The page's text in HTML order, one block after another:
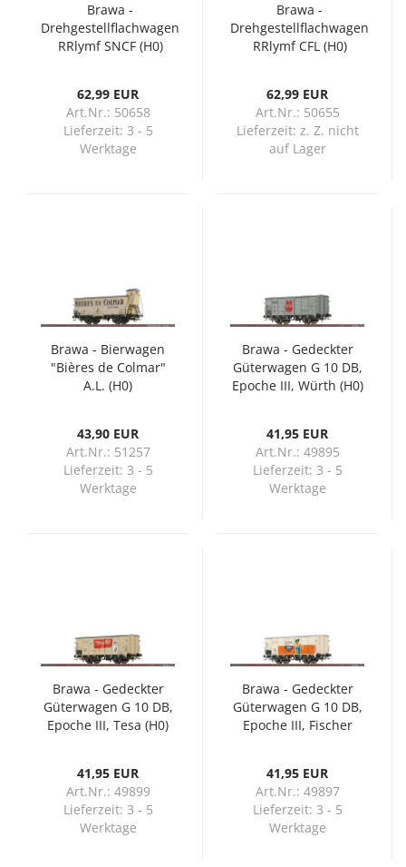
Brawa -
Drehgestellflachwagen
RRlymf SNCF (H0)
62,99 EUR
Art.Nr.: 50658
Lieferzeit: 3 - 5
Werktage
Brawa -
Drehgestellflachwagen
RRlymf CFL (H0)
62,99 EUR
Art.Nr.: 50655
Lieferzeit: z. Z. nicht
auf Lager
Brawa - Bierwagen
"Bières de Colmar"
A.L. (H0)
43,90 EUR
Art.Nr.: 51257
Lieferzeit: 3 - 5
Werktage
Brawa - Gedeckter
Güterwagen G 10 DB,
Epoche III, Würth (H0)
41,95 EUR
Art.Nr.: 49895
Lieferzeit: 3 - 5
Werktage
Brawa - Gedeckter
Güterwagen G 10 DB,
Epoche III, Tesa (H0)
41,95 EUR
Art.Nr.: 49899
Lieferzeit: 3 - 5
Werktage
Brawa - Gedeckter
Güterwagen G 10 DB,
Epoche III, Fischer
41,95 EUR
Art.Nr.: 49897
Lieferzeit: 3 - 5
Werktage